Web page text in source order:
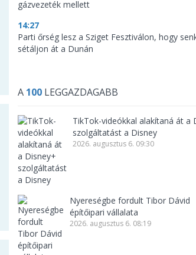
gázvezeték mellett
14:27
Parti őrség lesz a Sziget Fesztiválon, hogy
sétáljon át a Dunán
A 100 LEGGAZDAGABB
TikTok-videókkal alakítaná át a
szolgáltatást a Disney
2026. augusztus 6. 09:30
Nyereségbe fordult Tibor Dávid
építőipari vállalata
2026. augusztus 6. 08:19